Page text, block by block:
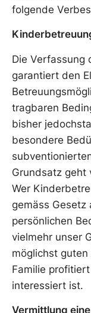
folgende
Die Verfassung
garantiert den
tragbaren
bisher
besondere
Grundsatz geht
Wer
gemäss Gesetz
persönlichen
vielmehr unser
möglichst
Familie
interessiert ist.
Vermittlung